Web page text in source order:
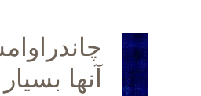
آنها